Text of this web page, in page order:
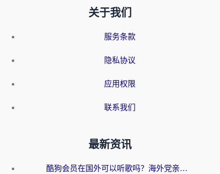
关于我们
服务条款
隐私协议
应用权限
联系我们
最新资讯
酷狗会员在国外可以听歌吗？海外党亲测有效：3步解决音乐权限难题